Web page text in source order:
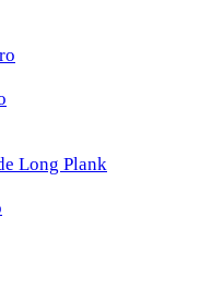
Long Plank